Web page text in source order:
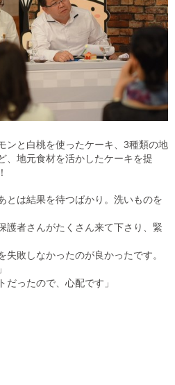
ンと白桃を使ったケーキ、3種類の地
、地元食材を活かしたケーキを提
とは結果を待つばかり。洗いものを
護者さんがたくさん来て下さり、緊
敗しなかったのが良かったです。
ったので、心配です」